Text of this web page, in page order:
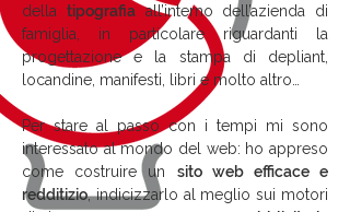
della tipografiaall’interno dell’azienda di
famiglia, in particolare riguardanti la
progettazione e la stampa di depliant,
locandine, manifesti, libri e molto altro…
Per stare al passo con i tempi mi sono
interessato al mondo del web: ho appreso
come costruire un sito web efficace e
redditizio, indicizzarlo al meglio sui motori